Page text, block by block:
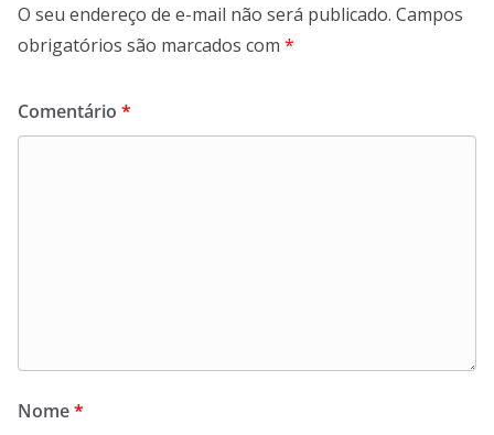
O seu endereço de e-mail não será publicado. Campos
obrigatórios são marcados com *
Comentário *
Nome*